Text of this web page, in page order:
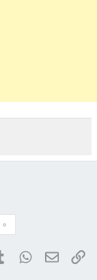
TumblrWhatsApp
電子